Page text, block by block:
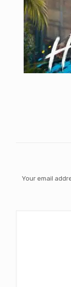
Your email